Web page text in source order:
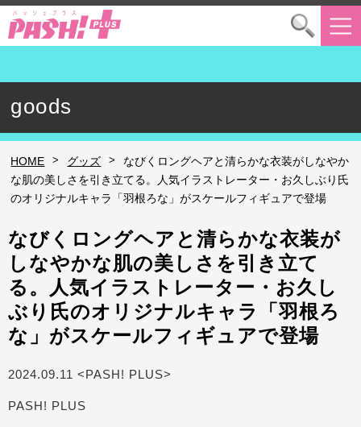
goods
HOME > グッズ >
なびくロングヘアと清らかな衣装がしなやか
な肌の美しさを引き立てる。人気イラストレーター・お久しぶり氏
のオリジナルキャラ「羽根ろな」がスケールフィギュアで登場
なびくロングヘアと清らかな衣装が
しなやかな肌の美しさを引き立て
る。人気イラストレーター・お久し
ぶり氏のオリジナルキャラ「羽根ろ
な」がスケールフィギュアで登場
2024.09.11 <PASH! PLUS>
PASH! PLUS